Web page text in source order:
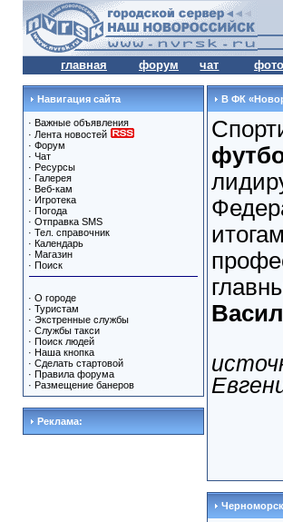
главная форум чат
Навигация сайта
·Важные объявления
· Лента новостей
·Форум
·Чат
·Ресурсы
·Галерея
·Веб-кам
·Игротека
·Погода
·Отправка SMS
·Тел. справочник
·Календарь
·Магазин
·Поиск
·О городе
·Туристам
·Экстренные службы
·Службы такси
·Поиск людей
·Наша кнопка
·Сделать стартовой
·Правила форума
·Размещение банеров
Реклама:
В ФК